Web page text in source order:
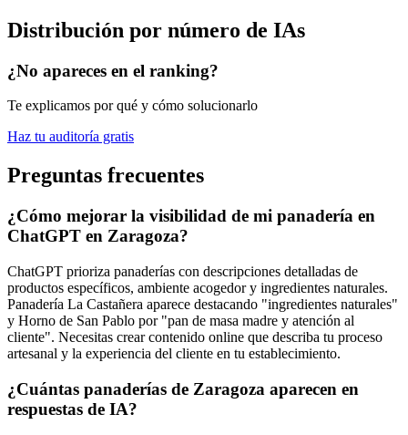
Distribución por número de IAs
¿No apareces en el ranking?
Te explicamos por qué y cómo solucionarlo
Haz tu auditoría gratis
Preguntas frecuentes
¿Cómo mejorar la visibilidad de mi panadería en
ChatGPT en Zaragoza?
ChatGPT prioriza panaderías con descripciones detalladas de
productos específicos, ambiente acogedor y ingredientes naturales.
Panadería La Castañera aparece destacando "ingredientes naturales"
y Horno de San Pablo por "pan de masa madre y atención al
cliente". Necesitas crear contenido online que describa tu proceso
artesanal y la experiencia del cliente en tu establecimiento.
¿Cuántas panaderías de Zaragoza aparecen en
respuestas de IA?